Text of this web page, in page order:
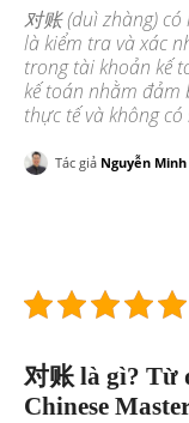
对账 (duì zhàng)
là kiểm tra và xác
trong tài khoản kế
kế toán nhằm đảm
thực tế và không có
Tác giả Nguyễn Minh
对账 là gì? Từ
Chinese